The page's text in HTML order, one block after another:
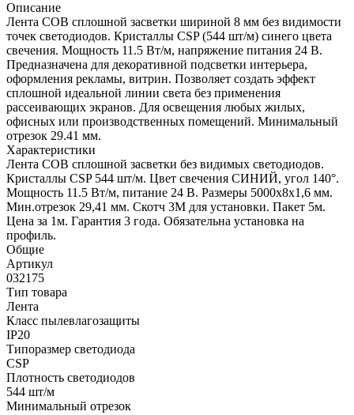
Описание
Лента COB сплошной засветки шириной 8 мм без видимости
точек светодиодов. Кристаллы CSP (544 шт/м) синего цвета
свечения. Мощность 11.5 Вт/м, напряжение питания 24 В.
Предназначена для декоративной подсветки интерьера,
оформления рекламы, витрин. Позволяет создать эффект
сплошной идеальной линии света без применения
рассеивающих экранов. Для освещения любых жилых,
офисных или производственных помещений. Минимальный
отрезок 29.41 мм.
Характеристики
Лента COB сплошной засветки без видимых светодиодов.
Кристаллы CSP 544 шт/м. Цвет свечения СИНИЙ, угол 140°.
Мощность 11.5 Вт/м, питание 24 В. Размеры 5000х8х1,6 мм.
Мин.отрезок 29,41 мм. Скотч 3М для установки. Пакет 5м.
Цена за 1м. Гарантия 3 года. Обязательна установка на
профиль.
Общие
Артикул
032175
Тип товара
Лента
Класс пылевлагозащиты
IP20
Типоразмер светодиода
CSP
Плотность светодиодов
544 шт/м
Минимальный отрезок